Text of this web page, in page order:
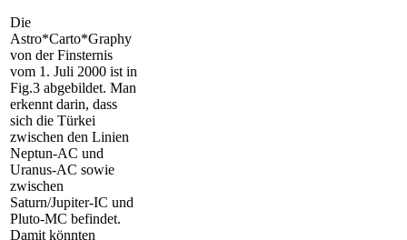
Die
Astro*Carto*Graphy
von der Finsternis
vom 1. Juli 2000 ist in
Fig.3 abgebildet. Man
erkennt darin, dass
sich die Türkei
zwischen den Linien
Neptun-AC und
Uranus-AC sowie
zwischen
Saturn/Jupiter-IC und
Pluto-MC befindet.
Damit könnten